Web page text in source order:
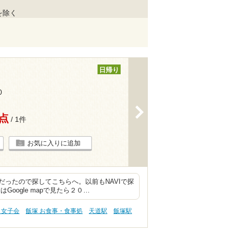
く
日帰り
/ 1件
お気に入りに追加
ったので探してこちらへ。以前もNAVIで探
Google mapで見たら２０…
子会 飯塚 お食事・食事処 天道駅
飯塚駅